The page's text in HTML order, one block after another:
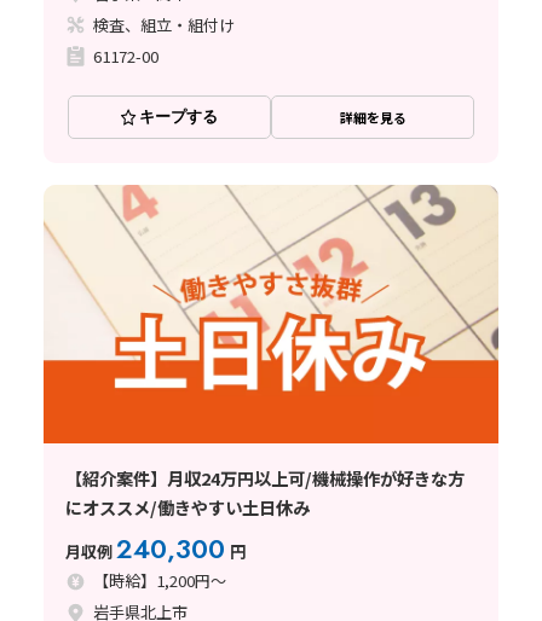
検査、組立・組付け
61172-00
キープする 詳細を見る
【紹介案件】月収24万円以上可/機械操作が好きな方
にオススメ/働きやすい土日休み
月収例240,300 円
【時給】1,200円～
岩手県北上市